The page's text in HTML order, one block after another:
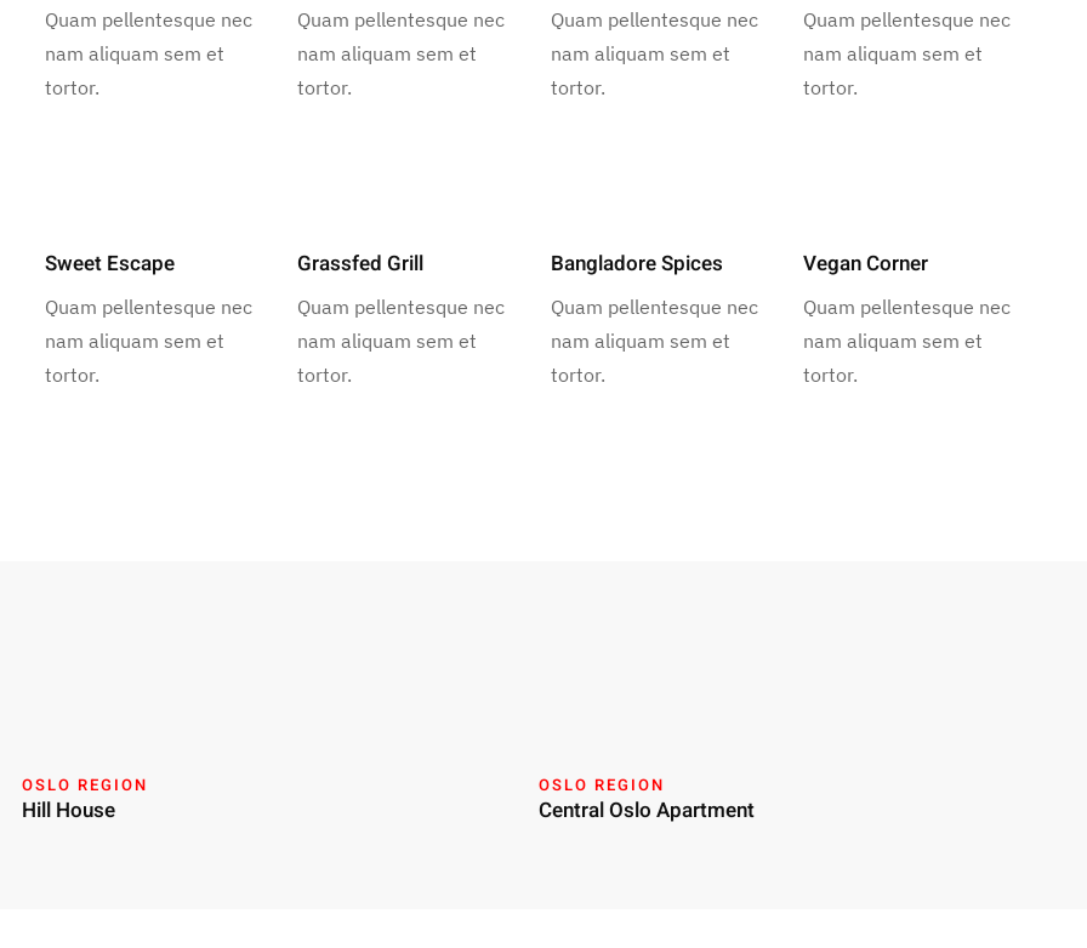
Quam pellentesque nec
nam aliquam sem et
tortor.
Quam pellentesque nec
nam aliquam sem et
tortor.
Quam pellentesque nec
nam aliquam sem et
tortor.
Quam pellentesque nec
nam aliquam sem et
tortor.
Sweet Escape
Quam pellentesque nec
nam aliquam sem et
tortor.
Grassfed Grill
Quam pellentesque nec
nam aliquam sem et
tortor.
Bangladore Spices
Quam pellentesque nec
nam aliquam sem et
tortor.
Vegan Corner
Quam pellentesque nec
nam aliquam sem et
tortor.
OSLO REGION
Hill House
OSLO REGION
Central Oslo Apartment